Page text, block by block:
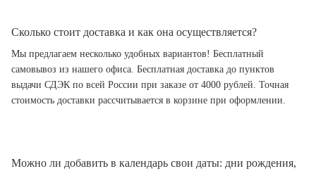
Сколько стоит доставка и как она осуществляется?
Мы предлагаем несколько удобных вариантов! Бесплатный
самовывоз из нашего офиса. Бесплатная доставка до пунктов
выдачи СДЭК по всей России при заказе от 4000 рублей. Точная
стоимость доставки рассчитывается в корзине при оформлении.
Можно ли добавить в календарь свои даты: дни рождения,